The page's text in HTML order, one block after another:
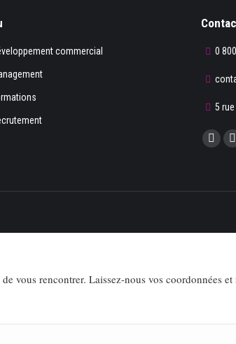
commercial 0
5
Trouvez
La
fenêtre
vous rencontrer. Laissez-nous vos coordonnées